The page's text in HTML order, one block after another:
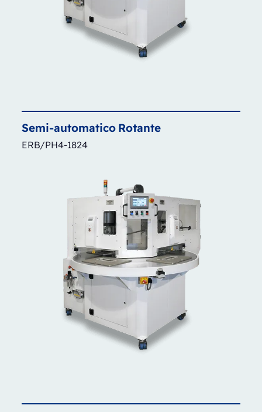
Semi-automatico Rotante
ERB/PH4-1824